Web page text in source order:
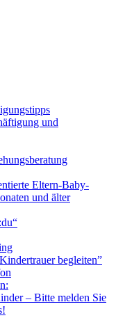
und
Eltern-Baby-
und älter
begleiten”
– Bitte melden Sie